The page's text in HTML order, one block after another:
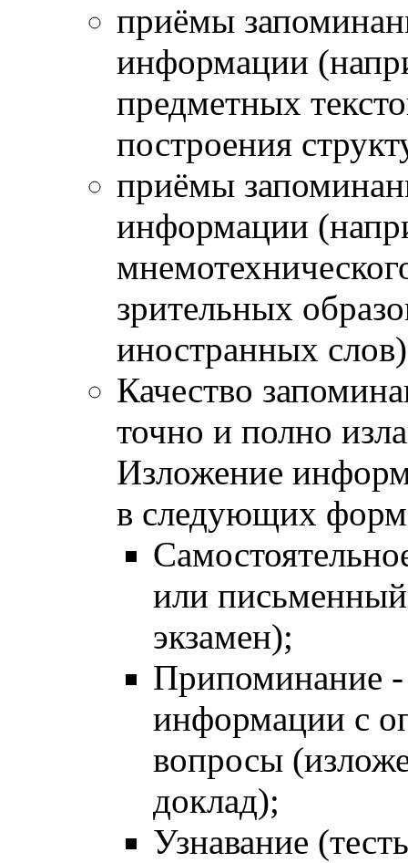
приёмы
информации
предметных
построения
приёмы
информации
зрительных
иностранных
Качество
точно и полно
Изложение
в следующих
или
экзамен);
Припоминание -
информации с
вопросы
доклад);
Узнавание